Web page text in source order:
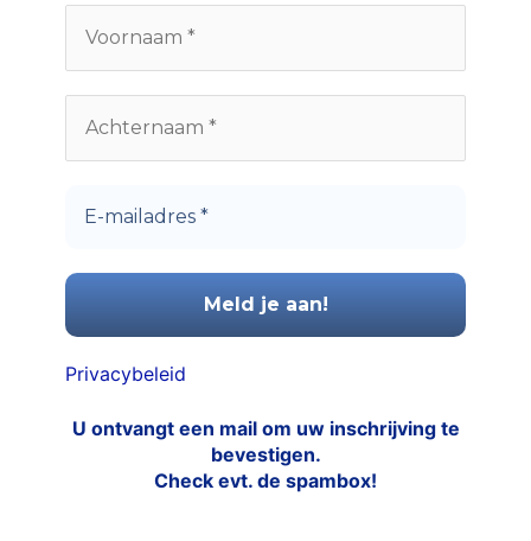
Privacybeleid
U ontvangt een mail om uw inschrijving te
bevestigen.
Check evt. de spambox!